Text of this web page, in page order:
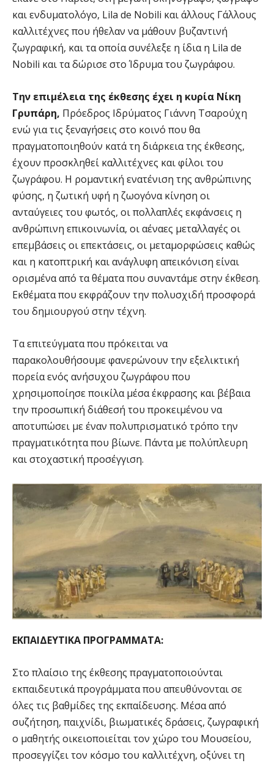
και ενδυματολόγο, Lila de Nobili και άλλους Γάλλους
καλλιτέχνες που ήθελαν να μάθουν βυζαντινή
ζωγραφική, και τα οποία συνέλεξε η ίδια η Lila de
Nobili και τα δώρισε στο Ίδρυμα του ζωγράφου.
Την επιμέλεια της έκθεσης έχει η κυρία Νίκη
Γρυπάρη, Πρόεδρος Ιδρύματος Γιάννη Τσαρούχη
ενώ για τις ξεναγήσεις στο κοινό που θα
πραγματοποιηθούν κατά τη διάρκεια της έκθεσης,
έχουν προσκληθεί καλλιτέχνες και φίλοι του
ζωγράφου. Η ρομαντική ενατένιση της ανθρώπινης
φύσης, η ζωτική υφή η ζωογόνα κίνηση οι
ανταύγειες του φωτός, οι πολλαπλές εκφάνσεις η
ανθρώπινη επικοινωνία, οι αέναες μεταλλαγές οι
επεμβάσεις οι επεκτάσεις, οι μεταμορφώσεις καθώς
και η κατοπτρική και ανάγλυφη απεικόνιση είναι
ορισμένα από τα θέματα που συναντάμε στην έκθεση.
Εκθέματα που εκφράζουν την πολυσχιδή προσφορά
του δημιουργού στην τέχνη.
Τα επιτεύγματα που πρόκειται να
παρακολουθήσουμε φανερώνουν την εξελικτική
πορεία ενός ανήσυχου ζωγράφου που
χρησιμοποίησε ποικίλα μέσα έκφρασης και βέβαια
την προσωπική διάθεσή του προκειμένου να
αποτυπώσει με έναν πολυπρισματικό τρόπο την
πραγματικότητα που βίωνε. Πάντα με πολύπλευρη
και στοχαστική προσέγγιση.
ΕΚΠΑΙΔΕΥΤΙΚΑ ΠΡΟΓΡΑΜΜΑΤΑ:
Στο πλαίσιο της έκθεσης πραγματοποιούνται
εκπαιδευτικά προγράμματα που απευθύνονται σε
όλες τις βαθμίδες της εκπαίδευσης. Μέσα από
συζήτηση, παιχνίδι, βιωματικές δράσεις, ζωγραφική
ο μαθητής οικειοποιείται τον χώρο του Μουσείου,
προσεγγίζει τον κόσμο του καλλιτέχνη, οξύνει τη